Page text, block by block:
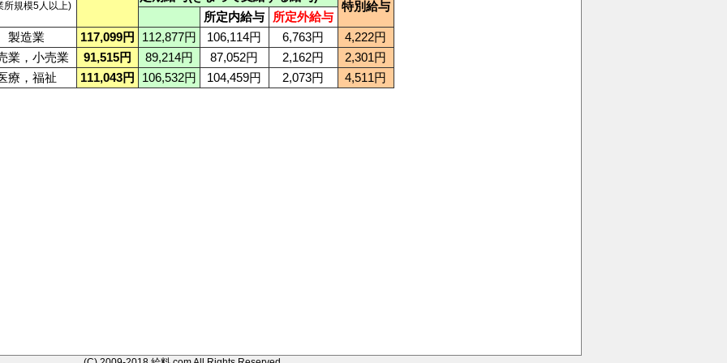
所規模5人以上) 特別給与
所定内給与
所定外給与
製造業
117,099円 112,877円 106,114円 6,763円
4,222円
業，小売業
91,515円 89,214円 87,052円 2,162円
2,301円
療，福祉
111,043円 106,532円 104,459円 2,073円 4,511円